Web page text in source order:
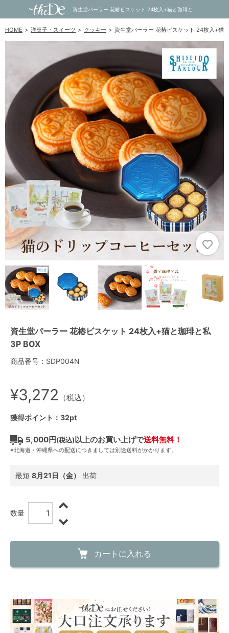
HOME 洋菓子・スイーツ クッキー 資生堂パーラー 花椿ビスケット 24枚入+猫
資生堂パーラー 花椿ビスケット 24枚入+猫と珈琲と私
3P BOX
商品番号：SDP004N
¥3,272 （税込）
獲得ポイント：32pt
5,000円(税込)以上のお買い上げで送料無料！
※北海道・沖縄県への配送につきましては別途送料がかかります。
最短 8月21日（金） 出荷
数量
カートに入れる